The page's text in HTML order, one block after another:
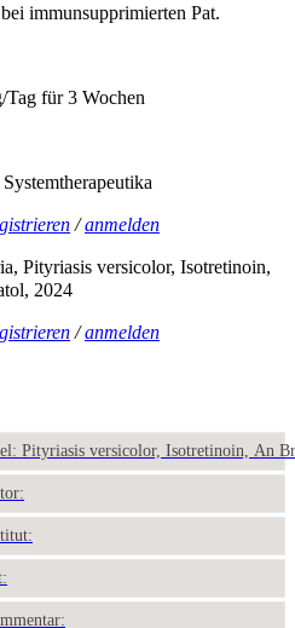
immunsupprimierten Pat.
Tag für 3 Wochen
/anmelden
Pityriasis versicolor, Isotretinoin,
2024
/anmelden
Pityriasis versicolor, Isotretinoin, An